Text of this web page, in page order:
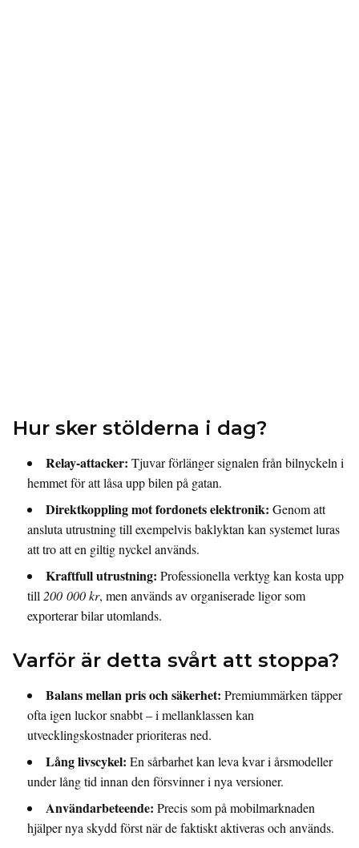
Hur sker stölderna i dag?
Relay-attacker: Tjuvar förlänger signalen från bilnyckeln i
hemmet för att låsa upp bilen på gatan.
Direktkoppling mot fordonets elektronik: Genom att
ansluta utrustning till exempelvis baklyktan kan systemet luras
att tro att en giltig nyckel används.
Kraftfull utrustning: Professionella verktyg kan kosta upp
till200 000 kr, men används av organiserade ligor som
exporterar bilar utomlands.
Varför är detta svårt att stoppa?
Balans mellan pris och säkerhet: Premiummärken täpper
ofta igen luckor snabbt – i mellanklassen kan
utvecklingskostnader prioriteras ned.
Lång livscykel: En sårbarhet kan leva kvar i årsmodeller
under lång tid innan den försvinner i nya versioner.
Användarbeteende: Precis som på mobilmarknaden
hjälper nya skydd först när de faktiskt aktiveras och används.